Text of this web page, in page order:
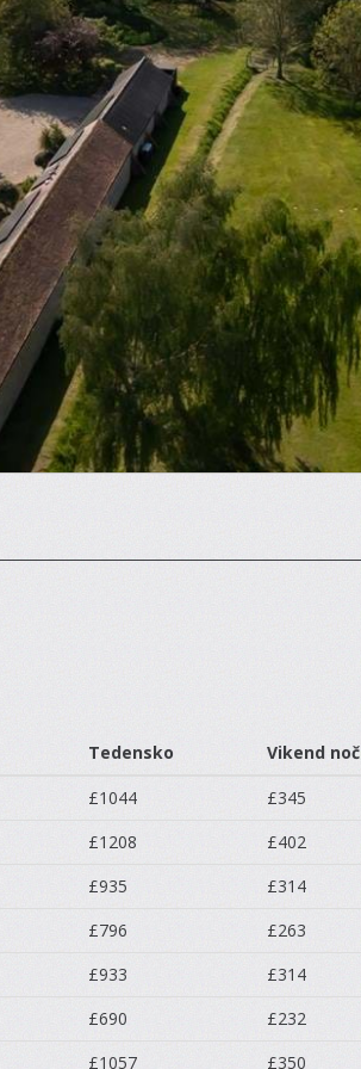
Tedensko Vikend noč
£1044 £345
£1208 £402
£935 £314
£796 £263
£933 £314
£690 £232
£1057 £350